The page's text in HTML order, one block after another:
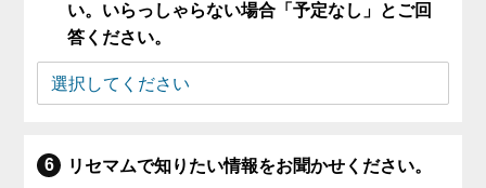
い。いらっしゃらない場合「予定なし」とご回
答ください。
リセマムで知りたい情報をお聞かせください。